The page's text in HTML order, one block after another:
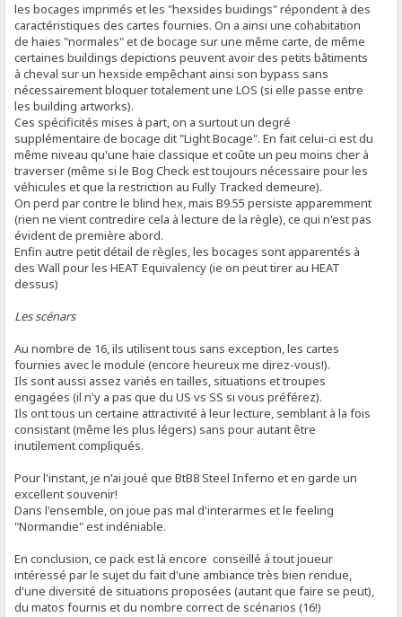
les bocages imprimés et les "hexsides buidings" répondent à des
caractéristiques des cartes fournies. On a ainsi une cohabitation
de haies "normales" et de bocage sur une même carte, de même
certaines buildings depictions peuvent avoir des petits bâtiments
à cheval sur un hexside empêchant ainsi son bypass sans
nécessairement bloquer totalement une LOS (si elle passe entre
les building artworks).
Ces spécificités mises à part, on a surtout un degré
supplémentaire de bocage dit "Light Bocage". En fait celui-ci est du
même niveau qu'une haie classique et coûte un peu moins cher à
traverser (même si le Bog Check est toujours nécessaire pour les
véhicules et que la restriction au Fully Tracked demeure).
On perd par contre le blind hex, mais B9.55 persiste apparemment
(rien ne vient contredire cela à lecture de la règle), ce qui n'est pas
évident de première abord.
Enfin autre petit détail de règles, les bocages sont apparentés à
des Wall pour les HEAT Equivalency (ie on peut tirer au HEAT
dessus)
Les scénars
Au nombre de 16, ils utilisent tous sans exception, les cartes
fournies avec le module (encore heureux me direz-vous!).
Ils sont aussi assez variés en tailles, situations et troupes
engagées (il n'y a pas que du US vs SS si vous préférez).
Ils ont tous un certaine attractivité à leur lecture, semblant à la fois
consistant (même les plus légers) sans pour autant être
inutilement compliqués.
Pour l'instant, je n'ai joué que BtB8 Steel Inferno et en garde un
excellent souvenir!
Dans l'ensemble, on joue pas mal d'interarmes et le feeling
"Normandie" est indéniable.
En conclusion, ce pack est là encore conseillé à tout joueur
intéressé par le sujet du fait d'une ambiance très bien rendue,
d'une diversité de situations proposées (autant que faire se peut),
du matos fournis et du nombre correct de scénarios (16!)